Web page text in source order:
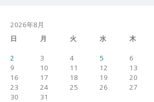
2026年8月
日
月 火 水 木
2
3 4 5 6
9
10 11 12 13
16
17 18 19 20
23
24 25 26 27
30
31